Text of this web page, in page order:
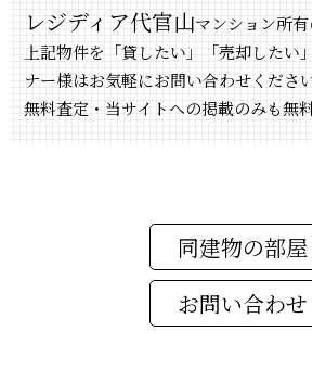
レジディア代官山マンション所
上記物件を「貸したい」「売却したい
ナー様はお気軽にお問い合わせください
無料査定・当サイトへの掲載のみも無
同建物の部屋